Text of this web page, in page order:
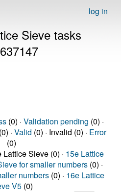
log in
Sieve tasks
(0) · Validation pending (0) ·
· Valid (0) · Invalid (0) · Error
(0)
Lattice Sieve (0) · 15e Lattice
for smaller numbers (0) ·
numbers (0) · 16e Lattice
V5 (0)